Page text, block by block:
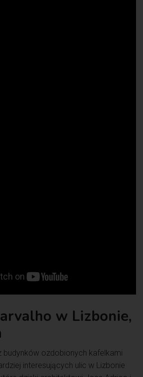
w Lizbonie,
budynków ozdobionych kafelkami
interesujących ulic w Lizbonie